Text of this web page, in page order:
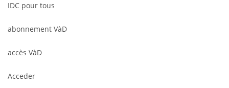
IDC pour tous
abonnement VàD
accès VàD
Acceder